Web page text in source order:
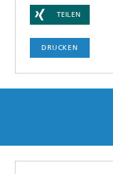
TEILEN
DRUCKEN